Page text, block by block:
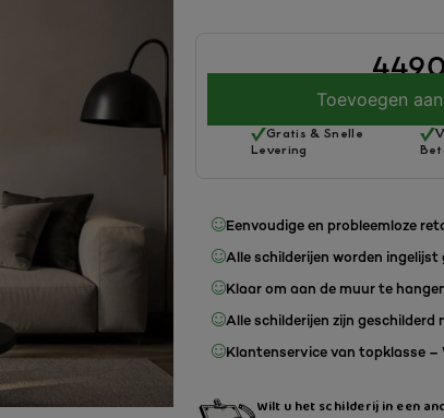
Toevoegen
Gratis & Snelle
Levering
Eenvoudige en probleemloze
Alle schilderijen worden ingelijst
Klaar om aan de muur te
Alle schilderijen zijn geschilderd
Klantenservice van topklasse –
Wilt u het schilderij in een